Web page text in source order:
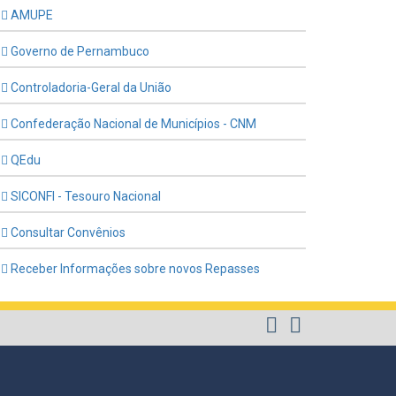
AMUPE
Governo de Pernambuco
Controladoria-Geral da União
Confederação Nacional de Municípios - CNM
QEdu
SICONFI - Tesouro Nacional
Consultar Convênios
Receber Informações sobre novos Repasses